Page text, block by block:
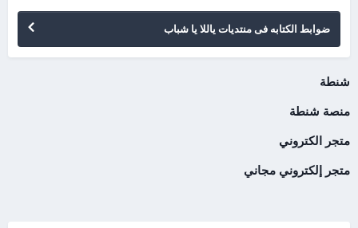
ضوابط الكتابه فى منتديات ياللا يا شباب
شنطة
منصة شنطة
متجر الكتروني
متجر إلكتروني مجاني